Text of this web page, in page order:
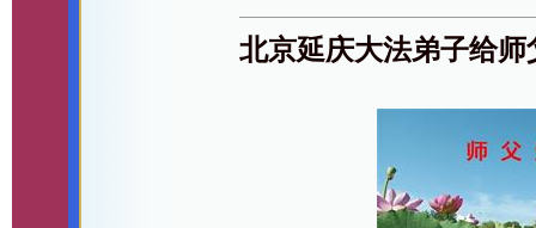
北京延庆大法弟子给